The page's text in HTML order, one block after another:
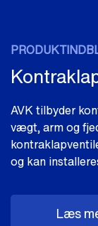
AVK tilbyder
vægt, arm og
og kan
Læs